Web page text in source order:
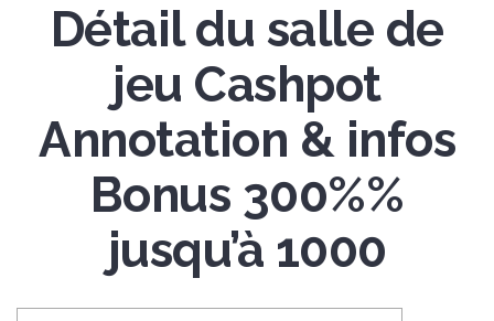
Détail du salle de
jeu Cashpot
Annotation & infos
Bonus 300%%
jusqu’à 1000